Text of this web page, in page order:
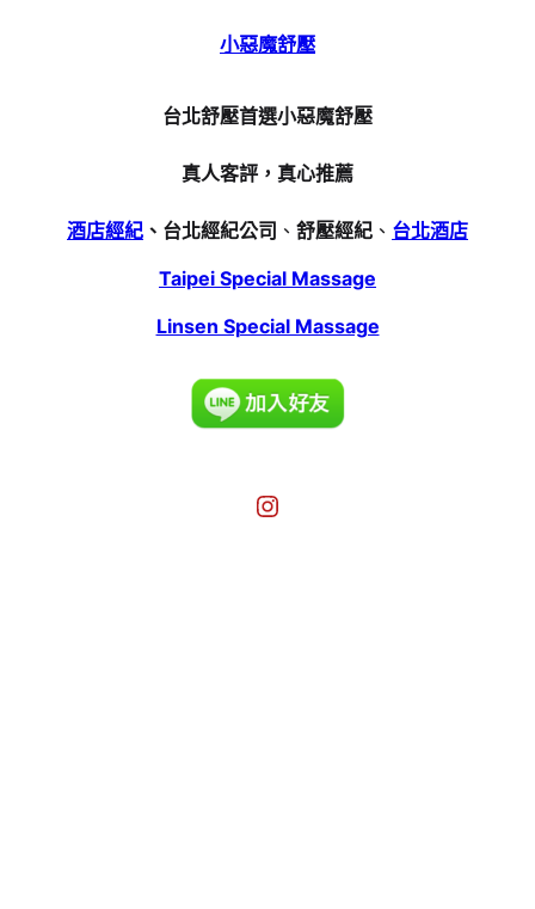
小惡魔舒壓
台北舒壓首選小惡魔舒壓
真人客評，真心推薦
酒店經紀 、台北經紀公司 、 舒壓經紀 、 台北酒店
Taipei Special Massage
Linsen Special Massage
Instagram